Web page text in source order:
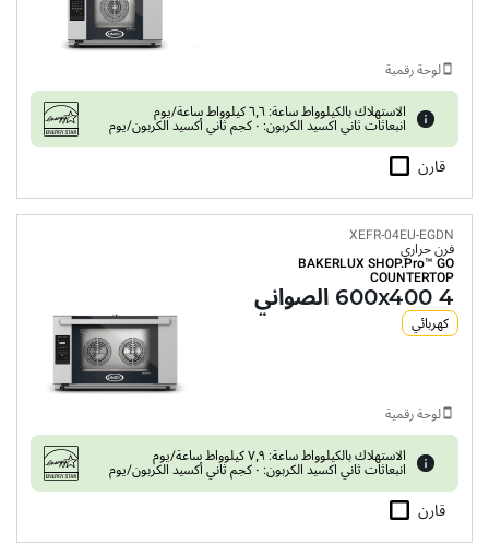
لوحة رقمية
الاستهلاك بالكيلوواط ساعة: ٦٫٦ كيلوواط ساعة/يوم
انبعاثات ثاني اكسيد الكربون: ٠ كجم ثاني أكسيد الكربون/يوم
قارن
XEFR-04EU-EGDN
فرن حراري
BAKERLUX SHOP.Pro™ GO
COUNTERTOP
4 600x400 الصواني
كهربائي
لوحة رقمية
الاستهلاك بالكيلوواط ساعة: ٧٫٩ كيلوواط ساعة/يوم
انبعاثات ثاني اكسيد الكربون: ٠ كجم ثاني أكسيد الكربون/يوم
قارن